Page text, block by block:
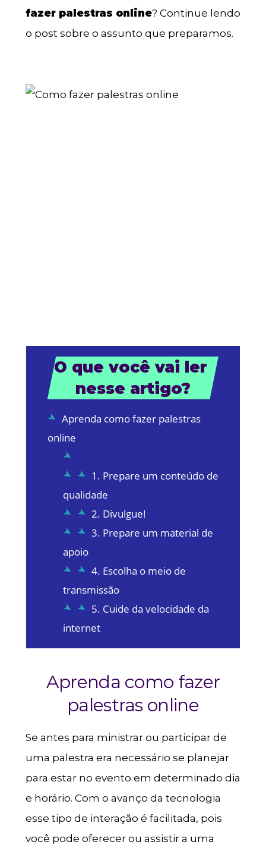
fazer palestras online? Continue lendo
o post sobre o assunto que preparamos.
O que você vai ler
nesse artigo?
Aprenda como fazer palestras
online
1. Prepare um conteúdo de
qualidade
2. Divulgue!
3. Prepare um material de
apoio
4. Escolha o meio de
transmissão
5. Cuide da velocidade da
internet
Aprenda como fazer
palestras online
Se antes para ministrar ou participar de
uma palestra era necessário se planejar
para estar no evento em determinado dia
e horário. Com o avanço da tecnologia
esse tipo de interação é facilitada, pois
você pode oferecer ou assistir a uma